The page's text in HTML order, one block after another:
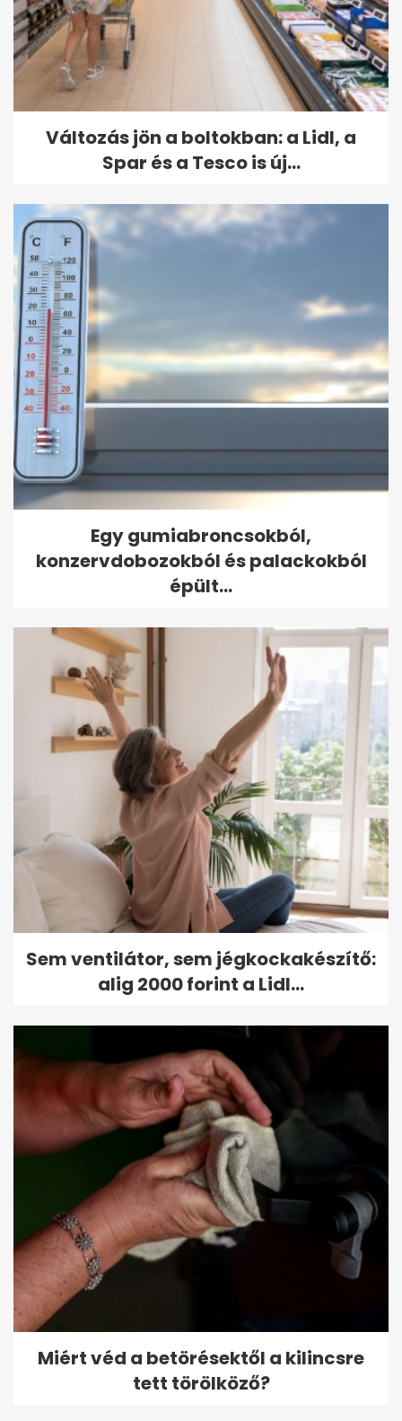
Változás jön a boltokban: a Lidl, a
Spar és a Tesco is új...
Egy gumiabroncsokból,
konzervdobozokból és palackokból
épült...
Sem ventilátor, sem jégkockakészítő:
alig 2000 forint a Lidl...
Miért véd a betörésektől a kilincsre
tett törölköző?